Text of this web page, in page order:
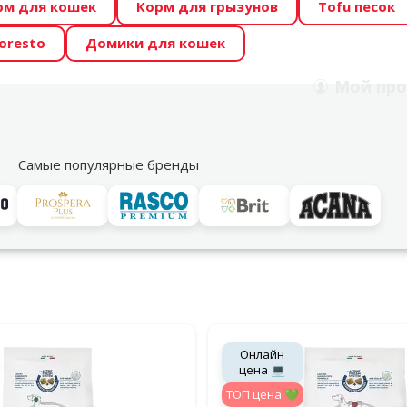
предлагает отличные цены на ТОП-овые корма! 🍖
ŪSAIŅI”! Возможно Твой питомец станет звездой
для кошек Корм для грызунов
Tofu песок
Домики для кошек
Самые популярные бренды
Акции
и собак
Forza10
для питомцев с различными проблемами со здоровьем,
Онлайн
цена 💻
TOП цена 💚